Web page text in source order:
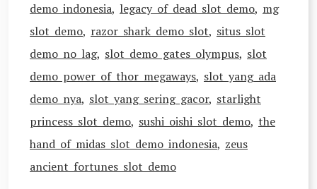
demo indonesia, legacy of dead slot demo, mg
slot demo, razor shark demo slot, situs slot
demo no lag, slot demo gates olympus, slot
demo power of thor megaways, slot yang ada
demo nya, slot yang sering gacor, starlight
princess slot demo, sushi oishi slot demo, the
hand of midas slot demo indonesia, zeus
ancient fortunes slot demo